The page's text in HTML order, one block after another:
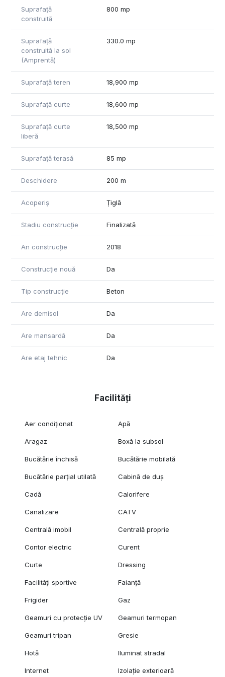
Această proprietate este ideală pentru cei care doresc
preluarea si dezvoltarea unei afaceri, la cheie, consacrată în
și un potențial de creștere semnificativ, investiția în acest
complex turistic este o alegere potrivită în domeniul
turismului.
Pentru mai multe informații sau pentru a programa o
vizionare, vă stăm la dispozitie telefonic
Suprafață
construită
800 mp
Suprafață
construită la sol
(Amprentă)
330.0 mp
Suprafață teren 18,900 mp
Suprafață curte 18,600 mp
Suprafață curte
liberă
18,500 mp
Suprafață terasă 85 mp
Deschidere 200 m
Acoperiș Țiglă
Stadiu construcție Finalizată
An construcție 2018
Construcție nouă Da
Tip construcție Beton
Are demisol Da
Are mansardă Da
Are etaj tehnic Da
Facilități
Aer condiționat Apă
Aragaz Boxă la subsol
Bucătărie închisă Bucătărie mobilată
Bucătărie parțial utilată Cabină de duș
Cadă Calorifere
Canalizare CATV
Centrală imobil Centrală proprie
Contor electric Curent
Curte Dressing
Facilități sportive Faianță
Frigider Gaz
Geamuri cu protecție UV Geamuri termopan
Geamuri tripan Gresie
Hotă Iluminat stradal
Internet Izolație exterioară